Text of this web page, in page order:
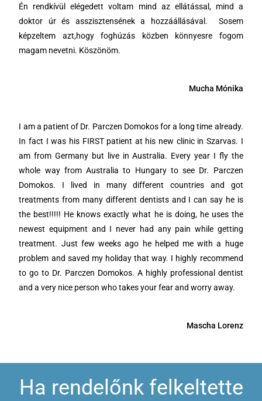
Én rendkívül elégedett voltam mind az ellátással, mind a
doktor úr és asszisztensének a hozzáállásával.
Sosem
képzeltem azt,hogy foghúzás közben könnyesre fogom
magam nevetni. Köszönöm.
Mucha Mónika
I am a patient of Dr. Parczen Domokos for a long time already.
In fact I was his FIRST patient at his new clinic in Szarvas. I
am from Germany but live in Australia. Every year I fly the
whole way from Australia to Hungary to see Dr. Parczen
Domokos. I lived in many different countries and got
treatments from many different dentists and I can say he is
the best!!!!! He knows exactly what he is doing, he uses the
newest equipment and I never had any pain while getting
treatment. Just few weeks ago he helped me with a huge
problem and saved my holiday that way. I highly recommend
to go to Dr. Parczen Domokos. A highly professional dentist
and a very nice person who takes your fear and worry away.
Mascha Lorenz
Ha rendelőnk felkeltette